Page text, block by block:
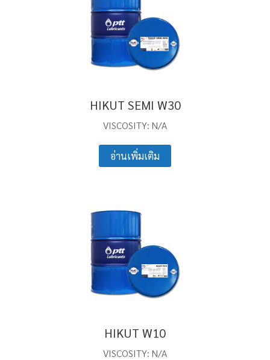
HIKUT SEMI W30
VISCOSITY: N/A
อ่านเพิ่มเติม
HIKUT W10
VISCOSITY: N/A